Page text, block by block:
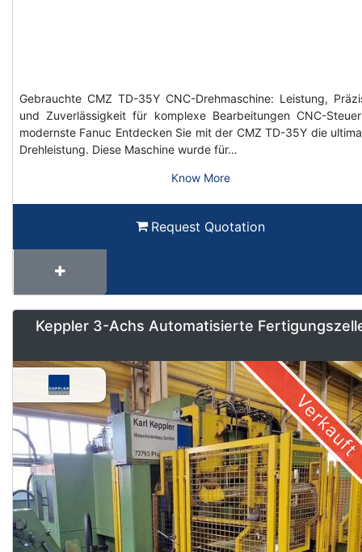
Gebrauchte CMZ TD-35Y CNC-Drehmaschine: Leistung,
und Zuverlässigkeit für komplexe Bearbeitungen CNC-
modernste Fanuc Entdecken Sie mit der CMZ TD-35Y die
Drehleistung. Diese Maschine wurde für…
Know More
Request Quotation
Keppler 3-Achs Automatisierte
Verkauft